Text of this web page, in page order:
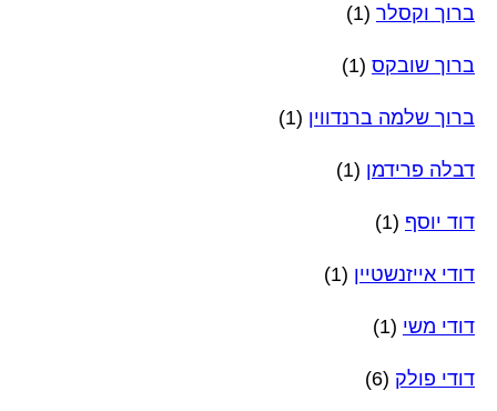
ברוך וקסלר (1)
ברוך שובקס (1)
ברוך שלמה ברנדווין (1)
דבלה פרידמן (1)
דוד יוסף (1)
דודי אייזנשטיין (1)
דודי משי (1)
דודי פולק (6)